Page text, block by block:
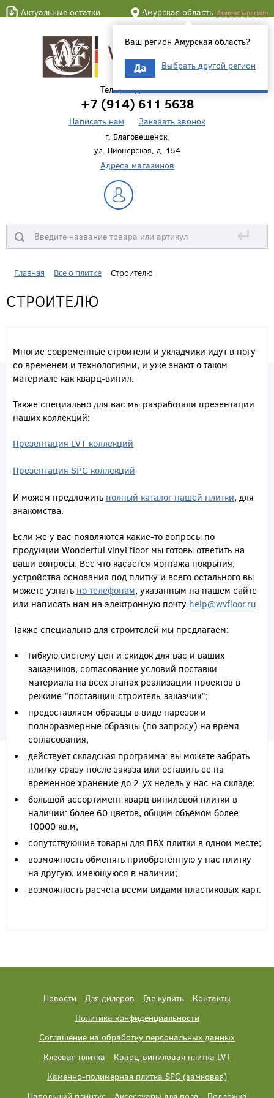
Актуальные остатки Амурская область Изменить регион
Ваш регион Амурская область?
Да Выбрать другой регион
Телефон для связи
+7 (914) 611 5638
Написать нам Заказать звонок
г. Благовещенск,
ул. Пионерская, д. 154
Адреса магазинов
↵
Главная Все о плитке Строителю
СТРОИТЕЛЮ
Многие современные строители и укладчики идут в ногу
со временем и технологиями, и уже знают о таком
материале как кварц-винил.
Также специально для вас мы разработали презентации
наших коллекций:
Презентация LVT коллекций
Презентация SPC коллекций
И можем предложить полный каталог нашей плитки, для
знакомства.
Если же у вас появляются какие-то вопросы по
продукции Wonderful vinyl floor мы готовы ответить на
ваши вопросы. Все что касается монтажа покрытия,
устройства основания под плитку и всего остального вы
можете узнать по телефонам, указанным на нашем сайте
или написать нам на электронную почту help@wvfloor.ru
Также специально для строителей мы предлагаем:
Гибкую систему цен и скидок для вас и ваших
заказчиков, согласование условий поставки
материала на всех этапах реализации проектов в
режиме "поставщик-строитель-заказчик";
предоставляем образцы в виде нарезок и
полноразмерные образцы (по запросу) на время
согласования;
действует складская программа: вы можете забрать
плитку сразу после заказа или оставить ее на
временное хранение до 2-ух недель у нас на складе;
большой ассортимент кварц виниловой плитки в
наличии: более 60 цветов, общим объёмом более
10000 кв.м;
сопутствующие товары для ПВХ плитки в одном месте;
возможность обменять приобретённую у нас плитку
на другую, имеющуюся в наличии;
возможность расчёта всеми видами пластиковых карт.
Новости Для дилеров Где купить
Контакты
Политика конфиденциальности
Соглашение на обработку персональных данных
Клеевая плитка
Кварц-виниловая плитка LVT
Каменно-полимерная плитка SPC (замковая)